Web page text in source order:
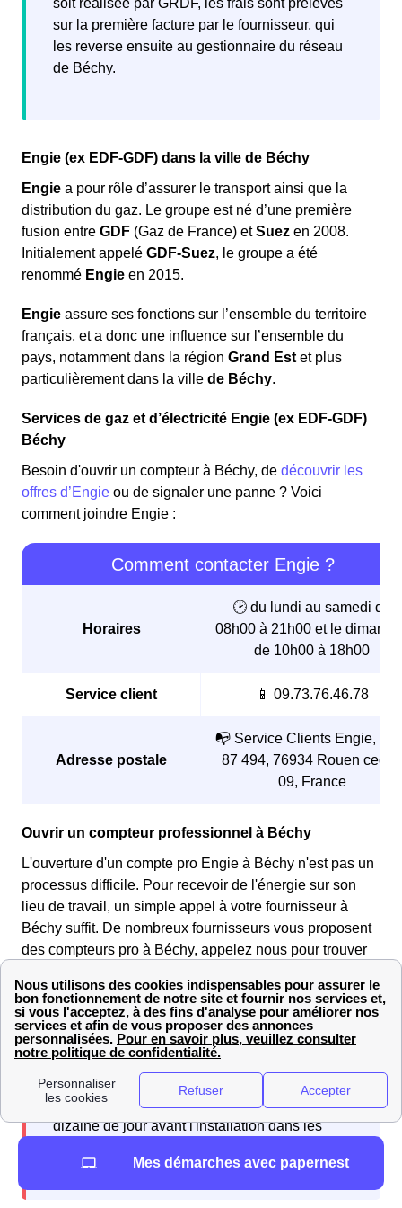
locataire.
soit réalisée par GRDF, les frais sont prélevés
sur la première facture par le fournisseur, qui
les reverse ensuite au gestionnaire du réseau
de Béchy.
Engie (ex EDF-GDF) dans la ville de Béchy
Engie a pour rôle d’assurer le transport ainsi que la
distribution du gaz. Le groupe est né d’une première
fusion entre GDF (Gaz de France) etSuez en 2008.
Initialement appelé GDF-Suez, le groupe a été
renommé Engie en 2015.
Engie assure ses fonctions sur l’ensemble du territoire
français, et a donc une influence sur l’ensemble du
pays, notamment dans la région Grand Est et plus
particulièrement dans la ville de Béchy.
Services de gaz et d’électricité Engie (ex EDF-GDF)
Béchy
Besoin d'ouvrir un compteur à Béchy, de découvrir les
offres d’Engie ou de signaler une panne ? Voici
comment joindre Engie :
Comment contacter Engie ?
Horaires
🕑 du lundi au samedi de
08h00 à 21h00 et le
de 10h00 à 18h00
Service client 📱 09.73.76.46.78
Adresse postale
📭 Service Clients Engie,
87 494, 76934 Rouen cedex
09, France
Ouvrir un compteur professionnel à Béchy
L'ouverture d'un compte pro Engie à Béchy n'est pas un
processus difficile. Pour recevoir de l'énergie sur son
lieu de travail, un simple appel à votre fournisseur à
Béchy suffit. De nombreux fournisseurs vous proposent
des compteurs pro à Béchy, appelez nous pour trouver
Attention toutefois à ne pas vous y prendre trop
tard, il est recommandé d'appeler au moins une
dizaine de jour avant l'installation dans les
Mes démarches avec papernest